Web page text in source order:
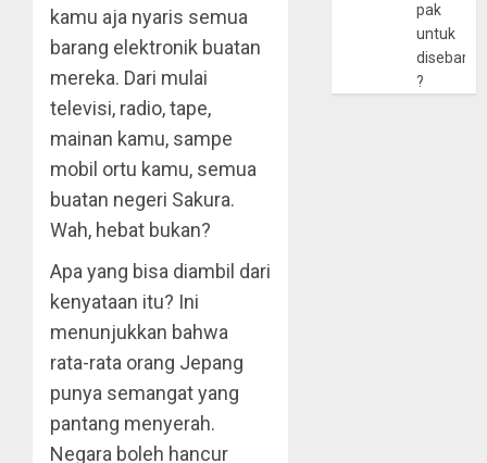
kamu aja nyaris semua
barang elektronik buatan
mereka. Dari mulai
televisi, radio, tape,
mainan kamu, sampe
mobil ortu kamu, semua
buatan negeri Sakura.
Wah, hebat bukan?
Apa yang bisa diambil dari
kenyataan itu? Ini
menunjukkan bahwa
rata-rata orang Jepang
punya semangat yang
pantang menyerah.
Negara boleh hancur
pak
untuk
?